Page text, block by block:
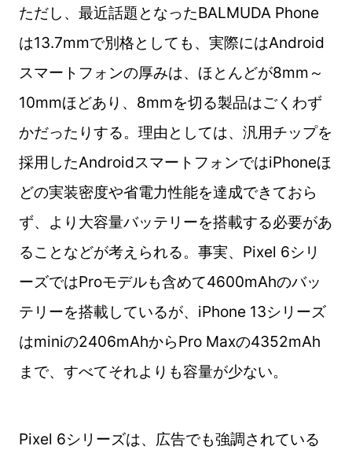
ただし、最近話題となったBALMUDA Phone
は13.7mmで別格としても、実際にはAndroid
スマートフォンの厚みは、ほとんどが8mm～
10mmほどあり、8mmを切る製品はごくわず
かだったりする。理由としては、汎用チップを
採用したAndroidスマートフォンではiPhoneほ
どの実装密度や省電力性能を達成できておら
ず、より大容量バッテリーを搭載する必要があ
ることなどが考えられる。事実、Pixel 6シリ
ーズではProモデルも含めて4600mAhのバッ
テリーを搭載しているが、iPhone 13シリーズ
はminiの2406mAhからPro Maxの4352mAh
まで、すべてそれよりも容量が少ない。
Pixel 6シリーズは、広告でも強調されている